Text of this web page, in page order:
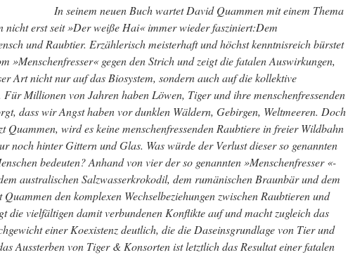
In seinem neuen Buch wartet David Quammen mit einem Thema
nicht erst seit »Der weiße Hai« immer wieder fasziniert:Dem
und Raubtier. Erzählerisch meisterhaft und höchst kenntnisreich bürstet
»Menschenfresser« gegen den Strich und zeigt die fatalen Auswirkungen,
Art nicht nur auf das Biosystem, sondern auch auf die kollektive
Millionen von Jahren haben Löwen, Tiger und ihre menschenfressenden
dass wir Angst haben vor dunklen Wäldern, Gebirgen, Weltmeeren. Doch
Quammen, wird es keine menschenfressenden Raubtiere in freier Wildbahn
noch hinter Gittern und Glas. Was würde der Verlust dieser so genannten
bedeuten? Anhand von vier der so genannten »Menschenfresser «-
australischen Salzwasserkrokodil, dem rumänischen Braunbär und dem
den komplexen Wechselbeziehungen zwischen Raubtieren und
die vielfältigen damit verbundenen Konflikte auf und macht zugleich das
einer Koexistenz deutlich, die die Daseinsgrundlage von Tier und
Aussterben von Tiger & Konsorten ist letztlich das Resultat einer fatalen